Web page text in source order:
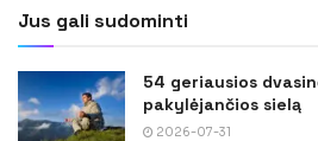
Jus gali sudominti
54 geriausios
pakylėjančios sielą
2026-07-31